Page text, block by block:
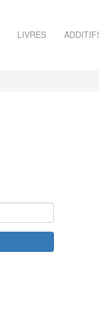
LIVRES